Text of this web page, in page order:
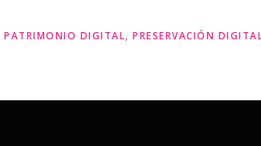
PATRIMONIO DIGITAL, PRESERVACIÓN